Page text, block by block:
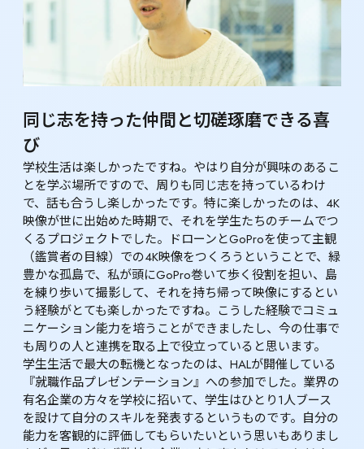
同じ志を持った仲間と切磋琢磨できる喜
び
学校生活は楽しかったですね。やはり自分が興味のあるこ
とを学ぶ場所ですので、周りも同じ志を持っているわけ
で、話も合うし楽しかったです。特に楽しかったのは、4K
映像が世に出始めた時期で、それを学生たちのチームでつ
くるプロジェクトでした。ドローンとGoProを使って主観
（鑑賞者の目線）での4K映像をつくろうということで、緑
豊かな孤島で、私が頭にGoPro巻いて歩く役割を担い、島
を練り歩いて撮影して、それを持ち帰って映像にするとい
う経験がとても楽しかったですね。こうした経験でコミュ
ニケーション能力を培うことができましたし、今の仕事で
も周りの人と連携を取る上で役立っていると思います。
学生生活で最大の転機となったのは、HALが開催している
『就職作品プレゼンテーション』への参加でした。業界の
有名企業の方々を学校に招いて、学生はひとり1人ブース
を設けて自分のスキルを発表するというものです。自分の
能力を客観的に評価してもらいたいという思いもありまし